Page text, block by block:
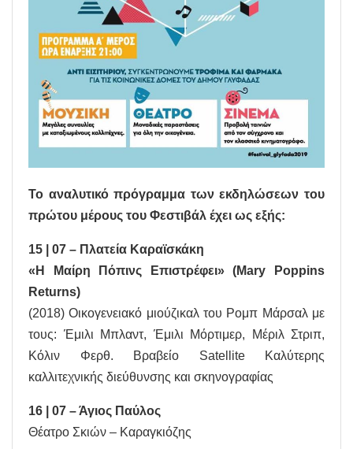
Το αναλυτικό πρόγραμμα των εκδηλώσεων του
πρώτου μέρους του Φεστιβάλ έχει ως εξής:
15 | 07 – Πλατεία Καραϊσκάκη
«Η Μαίρη Πόπινς Επιστρέφει» (Mary Poppins
Returns)
(2018) Οικογενειακό μιούζικαλ του Ρομπ Μάρσαλ με
τους: Έμιλι Μπλαντ, Έμιλι Μόρτιμερ, Μέριλ Στριπ,
Κόλιν Φερθ. Βραβείο Satellite Καλύτερης
καλλιτεχνικής διεύθυνσης και σκηνογραφίας
16 | 07 – Άγιος Παύλος
Θέατρο Σκιών – Καραγκιόζης